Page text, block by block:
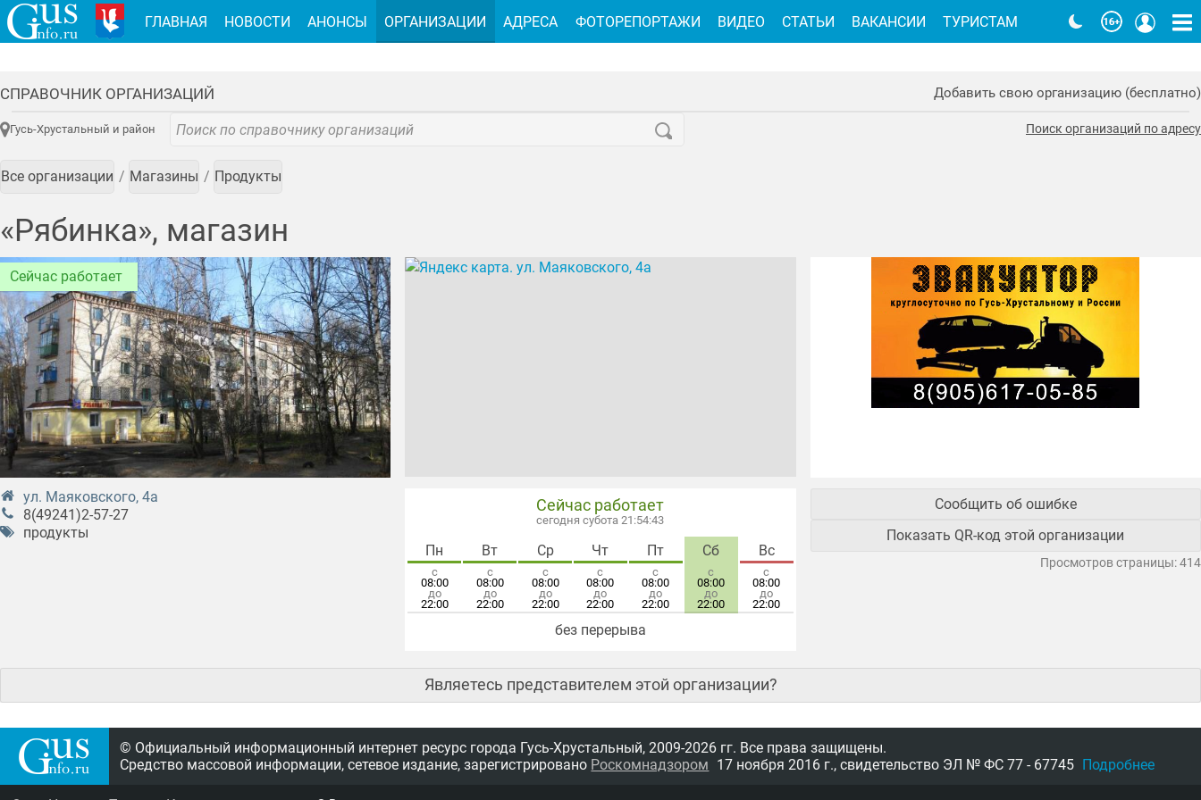
СПРАВОЧНИК ОРГАНИЗАЦИЙ Добавить свою организацию (бесплатно)
Гусь-Хрустальный и район Поиск организаций по адресу
Все организации Магазины Продукты
«Рябинка», магазин
Сейчас работает
ул. Маяковского, 4а
8(49241)2-57-27
продукты
Сейчас работает
сегодня субота 21:54:43
Пн
с
08:00
до
22:00
Вт
с
08:00
до
22:00
Ср
с
08:00
до
22:00
Чт
с
08:00
до
22:00
Пт
с
08:00
до
22:00
Сб
с
08:00
до
22:00
Вс
с
08:00
до
22:00
без перерыва
Сообщить об ошибке
Показать QR-код этой организации
Просмотров страницы: 414
Являетесь представителем этой организации?
ГЛАВНАЯ НОВОСТИ АНОНСЫ ОРГАНИЗАЦИИ АДРЕСА ФОТОРЕПОРТАЖИ ВИДЕО СТАТЬИ ВАКАНСИИ ТУРИСТАМ
© Официальный информационный интернет ресурс города Гусь-Хрустальный, 2009-2026 гг. Все права защищены.
Средство массовой информации, сетевое издание, зарегистрировано Роскомнадзором 17 ноября 2016 г., свидетельство ЭЛ № ФС 77 - 67745 Подробнее